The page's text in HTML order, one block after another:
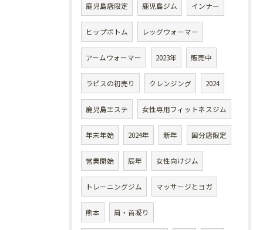
鹿児島店限定 鹿児島ジム インナー
ヒップボトム レッグウォーマー
アームウォーマー 2023年 販売中
ラピスの初売り クレンジング 2024
鹿児島エステ 女性専用フィットネスジム
年末年始 2024年 新年 国分店限定
営業開始 辰年 女性向けジム
トレーニングジム マッサージとヨガ
熊本 肩・首凝り